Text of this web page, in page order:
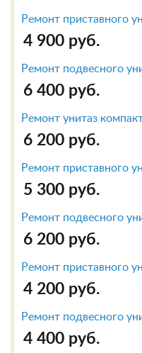
Ремонт приставного
4 900 руб.
Ремонт подвесного
6 400 руб.
Ремонт унитаз
6 200 руб.
Ремонт приставного
5 300 руб.
Ремонт подвесного
6 200 руб.
Ремонт приставного
4 200 руб.
Ремонт подвесного
4 400 руб.